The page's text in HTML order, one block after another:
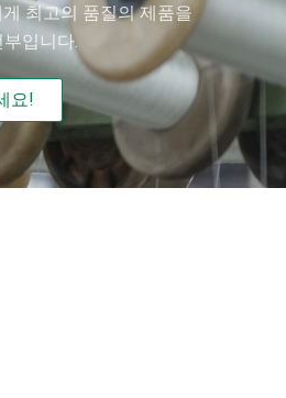
최고의 품질의 제품을
입니다.
요!